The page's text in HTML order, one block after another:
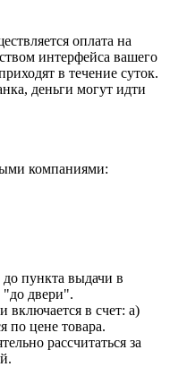
оплата на
интерфейса вашего
в течение суток.
деньги могут идти
компаниями:
пункта выдачи в
"до двери".
включается в счет: а)
по цене товара.
рассчитаться за